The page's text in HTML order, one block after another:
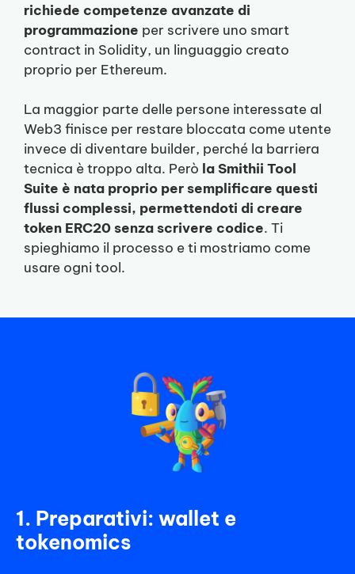
richiede competenze avanzate di
programmazione per scrivere uno smart
contract in Solidity, un linguaggio creato
proprio per Ethereum.
La maggior parte delle persone interessate al
Web3 finisce per restare bloccata come utente
invece di diventare builder, perché la barriera
tecnica è troppo alta. Però la Smithii Tool
Suite è nata proprio per semplificare questi
flussi complessi, permettendoti di creare
token ERC20 senza scrivere codice. Ti
spieghiamo il processo e ti mostriamo come
usare ogni tool.
1. Preparativi: wallet e
tokenomics